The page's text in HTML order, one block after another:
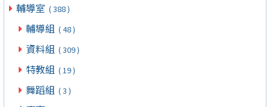
輔導室 ( 388 )
輔導組 ( 48 )
資料組 ( 309 )
特教組 ( 19 )
舞蹈組 ( 3 )